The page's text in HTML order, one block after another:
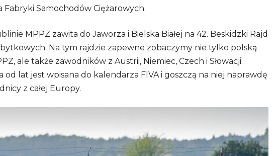
Fabryki Samochodów Ciężarowych.
MPPZ zawita do Jaworza i Bielska Białej na 42. Beskidzki Rajd
Na tym rajdzie zapewne zobaczymy nie tylko polską
ale także zawodników z Austrii, Niemiec, Czech i Słowacji.
od lat jest wpisana do kalendarza FIVA i goszczą na niej naprawdę
z całej Europy.